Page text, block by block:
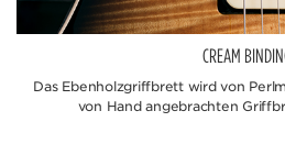
CREAM
Das Ebenholzgriffbrett wird von
von Hand angebrachten